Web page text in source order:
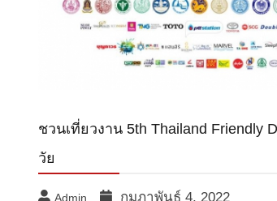
ชวนเที่ยวงาน 5th Thailand Friendly
วัย
Admin กุมภาพันธ์ 4, 2022